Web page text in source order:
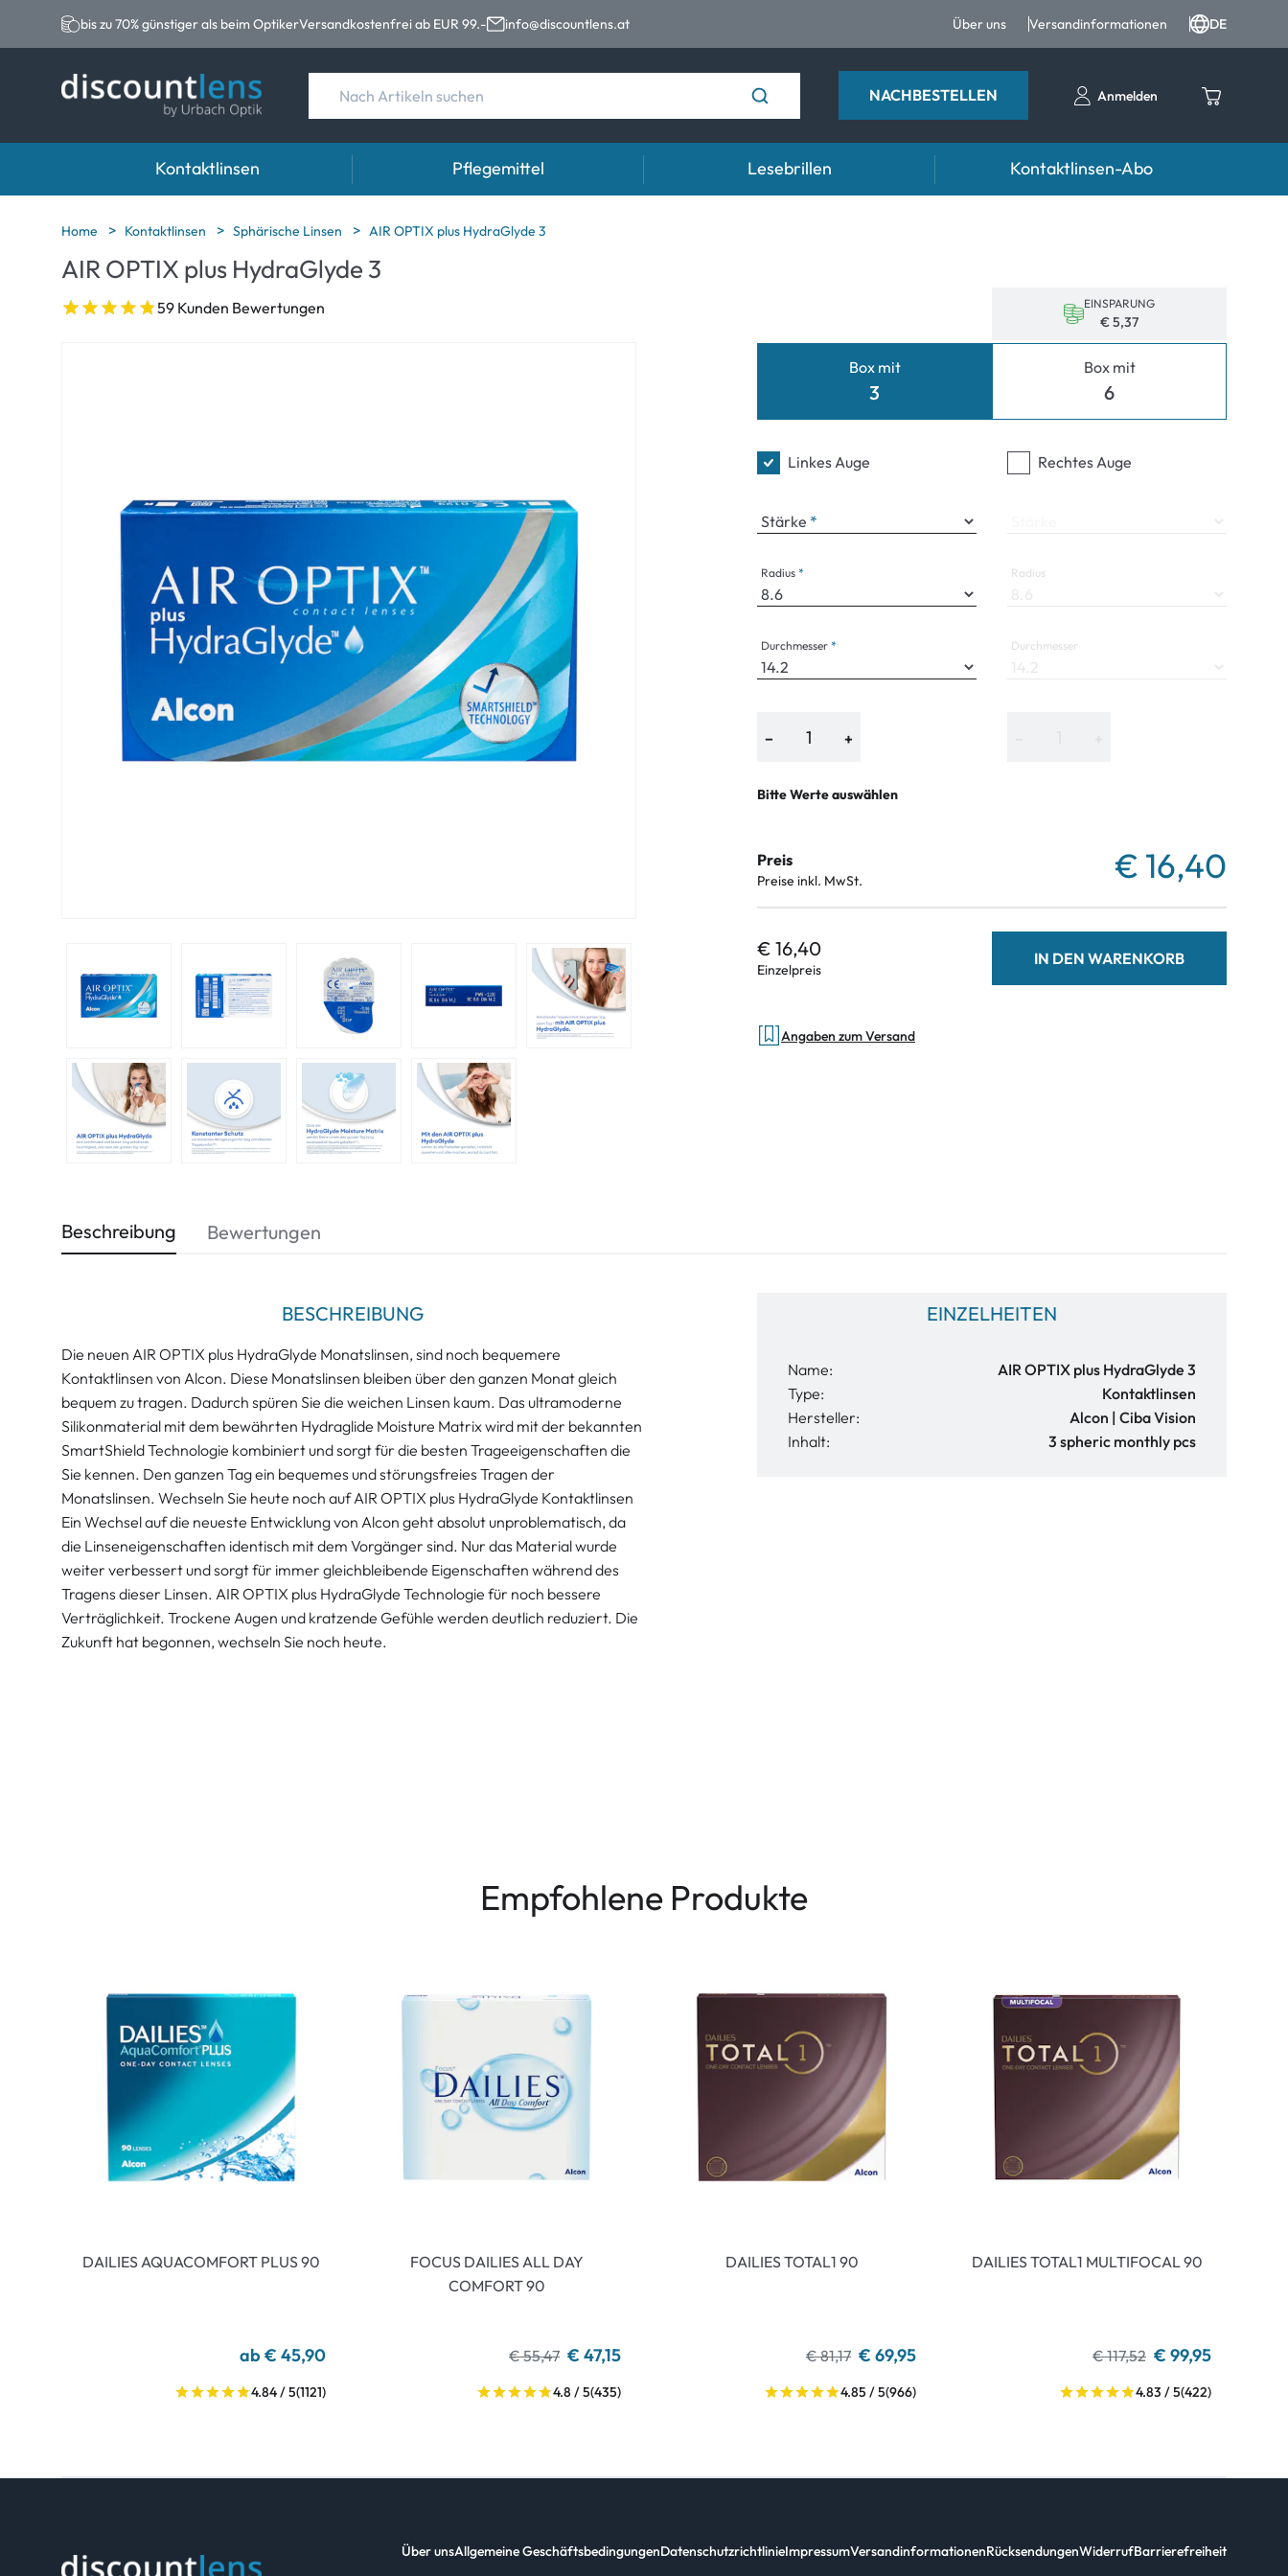
bis zu 70% günstiger als beim OptikerVersandkostenfrei ab EUR 99.- info@discountlens.at Über uns Versandinformationen DE
NACHBESTELLEN Anmelden
Kontaktlinsen
Marken
Acuvue
Ultra
Air Optix
Proclear
Kategorie
Sphärische Linsen
Torische Linsen
Tragedauer
Pflegemittel
Marken
Eversee
% SALE %
Pinzetten und weiteres Zubehör
Lesebrillen Kontaktlinsen-Abo
Home Kontaktlinsen Sphärische Linsen AIR OPTIX plus HydraGlyde 3
AIR OPTIX plus HydraGlyde 3
59 Kunden Bewertungen
Box mit
3
EINSPARUNG
€ 5,37
Box mit
6
Linkes Auge
Stärke
Radius
Durchmesser
− +
Bitte Werte auswählen
Rechtes Auge
Radius
Durchmesser
Preis
Preise inkl. MwSt. € 16,40
€ 16,40
Einzelpreis
IN DEN WARENKORB
Angaben zum Versand
Beschreibung
BESCHREIBUNG
Die neuen AIR OPTIX plus HydraGlyde Monatslinsen, sind noch bequemere
Kontaktlinsen von Alcon. Diese Monatslinsen bleiben über den ganzen Monat gleich
bequem zu tragen. Dadurch spüren Sie die weichen Linsen kaum. Das ultramoderne
Silikonmaterial mit dem bewährten Hydraglide Moisture Matrix wird mit der bekannten
SmartShield Technologie kombiniert und sorgt für die besten Trageeigenschaften die
Sie kennen. Den ganzen Tag ein bequemes und störungsfreies Tragen der
Monatslinsen. Wechseln Sie heute noch auf AIR OPTIX plus HydraGlyde Kontaktlinsen
Ein Wechsel auf die neueste Entwicklung von Alcon geht absolut unproblematisch, da
die Linseneigenschaften identisch mit dem Vorgänger sind. Nur das Material wurde
weiter verbessert und sorgt für immer gleichbleibende Eigenschaften während des
Tragens dieser Linsen. AIR OPTIX plus HydraGlyde Technologie für noch bessere
Verträglichkeit. Trockene Augen und kratzende Gefühle werden deutlich reduziert. Die
Zukunft hat begonnen, wechseln Sie noch heute.
EINZELHEITEN
Name:
AIR OPTIX plus HydraGlyde 3
Type:
Kontaktlinsen
Hersteller:
Alcon | Ciba Vision
Inhalt:
3 spheric monthly pcs
Bewertungen
Empfohlene Produkte
DAILIES AQUACOMFORT PLUS 90
ab € 45,90
4.84 / 5(1121)
FOCUS DAILIES ALL DAY
COMFORT 90
€ 55,47 € 47,15
4.8 / 5(435)
DAILIES TOTAL1 90
€ 81,17 € 69,95
4.85 / 5(966)
DAILIES TOTAL1 MULTIFOCAL 90
€ 117,52 € 99,95
4.83 / 5(422)
Über unsAllgemeine GeschäftsbedingungenDatenschutzrichtlinieImpressumVersandinformationenRücksendungenWiderrufBarrierefreiheit